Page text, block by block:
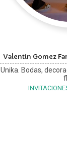
Valentin Gomez
Unika. Bodas,